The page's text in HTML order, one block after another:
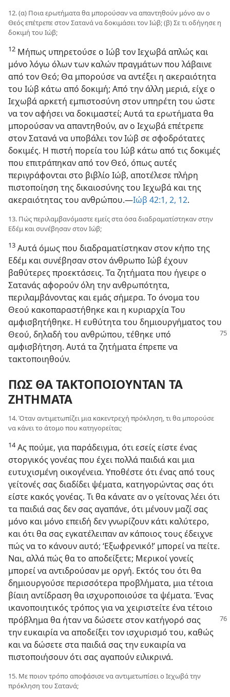
12. (α) Ποια ερωτήματα θα μπορούσαν να απαντηθούν μόνο αν ο
Θεός επέτρεπε στον Σατανά να δοκιμάσει τον Ιώβ; (β) Σε τι οδήγησε η
δοκιμή του Ιώβ;
12 Μήπως υπηρετούσε ο Ιώβ τον Ιεχωβά απλώς και
μόνο λόγω όλων των καλών πραγμάτων που λάβαινε
από τον Θεό; Θα μπορούσε να αντέξει η ακεραιότητα
του Ιώβ κάτω από δοκιμή; Από την άλλη μεριά, είχε ο
Ιεχωβά αρκετή εμπιστοσύνη στον υπηρέτη του ώστε
να τον αφήσει να δοκιμαστεί; Αυτά τα ερωτήματα θα
μπορούσαν να απαντηθούν, αν ο Ιεχωβά επέτρεπε
στον Σατανά να υποβάλει τον Ιώβ σε σφοδρότατες
δοκιμές. Η πιστή πορεία του Ιώβ κάτω από τις δοκιμές
που επιτράπηκαν από τον Θεό, όπως αυτές
περιγράφονται στο βιβλίο Ιώβ, αποτέλεσε πλήρη
πιστοποίηση της δικαιοσύνης του Ιεχωβά και της
ακεραιότητας του ανθρώπου.—Ιώβ 42:1, 2, 12.
13. Πώς περιλαμβανόμαστε εμείς στα όσα διαδραματίστηκαν στην
Εδέμ και συνέβησαν στον Ιώβ;
13 Αυτά όμως που διαδραματίστηκαν στον κήπο της
Εδέμ και συνέβησαν στον άνθρωπο Ιώβ έχουν
βαθύτερες προεκτάσεις. Τα ζητήματα που ήγειρε ο
Σατανάς αφορούν όλη την ανθρωπότητα,
περιλαμβάνοντας και εμάς σήμερα. Το όνομα του
Θεού κακοπαραστήθηκε και η κυριαρχία Του
αμφισβητήθηκε. Η ευθύτητα του δημιουργήματος του
Θεού, δηλαδή του ανθρώπου, τέθηκε υπό
αμφισβήτηση. Αυτά τα ζητήματα έπρεπε να
τακτοποιηθούν.
ΠΩΣ ΘΑ ΤΑΚΤΟΠΟΙΟΥΝΤΑΝ ΤΑ
ΖΗΤΗΜΑΤΑ
14. Όταν αντιμετωπίζει μια κακεντρεχή πρόκληση, τι θα μπορούσε
να κάνει το άτομο που κατηγορείται;
14Ας πούμε, για παράδειγμα, ότι εσείς είστε ένας
στοργικός γονέας που έχει πολλά παιδιά και μια
ευτυχισμένη οικογένεια. Υποθέστε ότι ένας από τους
γείτονές σας διαδίδει ψέματα, κατηγορώντας σας ότι
είστε κακός γονέας. Τι θα κάνατε αν ο γείτονας λέει ότι
τα παιδιά σας δεν σας αγαπάνε, ότι μένουν μαζί σας
μόνο και μόνο επειδή δεν γνωρίζουν κάτι καλύτερο,
και ότι θα σας εγκατέλειπαν αν κάποιος τους έδειχνε
πώς να το κάνουν αυτό; ‘Εξωφρενικό!’ μπορεί να πείτε.
Ναι, αλλά πώς θα το αποδείξετε; Μερικοί γονείς
μπορεί να αντιδρούσαν με οργή. Εκτός του ότι θα
δημιουργούσε περισσότερα προβλήματα, μια τέτοια
βίαιη αντίδραση θα ισχυροποιούσε τα ψέματα. Ένας
ικανοποιητικός τρόπος για να χειριστείτε ένα τέτοιο
πρόβλημαθα ήταν να δώσετε στον κατήγορό σας
την ευκαιρία να αποδείξει τον ισχυρισμό του, καθώς
και να δώσετε στα παιδιά σας την ευκαιρία να
πιστοποιήσουν ότι σας αγαπούν ειλικρινά.
15. Με ποιον τρόπο αποφάσισε να αντιμετωπίσει ο Ιεχωβά την
πρόκληση του Σατανά;